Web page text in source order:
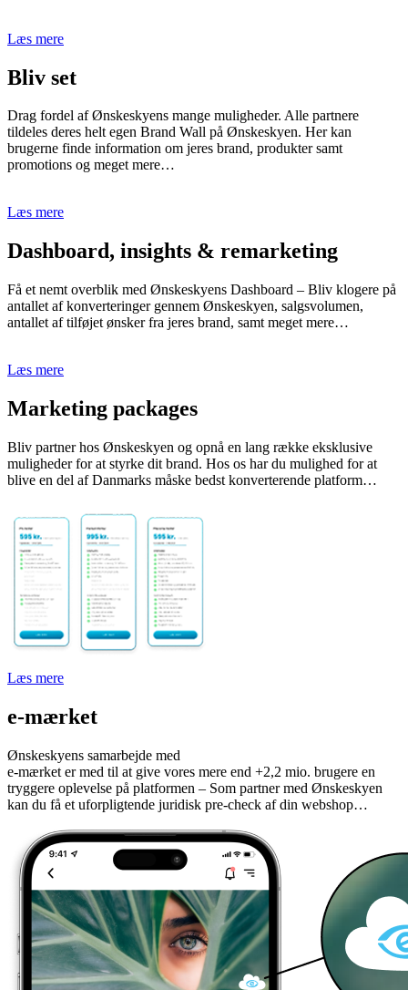
Læs mere
Bliv set
Drag fordel af Ønskeskyens mange muligheder. Alle partnere
tildeles deres helt egen Brand Wall på Ønskeskyen. Her kan
brugerne finde information om jeres brand, produkter samt
promotions og meget mere…
Læs mere
Dashboard, insights & remarketing
Få et nemt overblik med Ønskeskyens Dashboard – Bliv klogere på
antallet af konverteringer gennem Ønskeskyen, salgsvolumen,
antallet af tilføjet ønsker fra jeres brand, samt meget mere…
Læs mere
Marketing packages
Bliv partner hos Ønskeskyen og opnå en lang række eksklusive
muligheder for at styrke dit brand. Hos os har du mulighed for at
blive en del af Danmarks måske bedst konverterende platform…
Læs mere
e-mærket
Ønskeskyens samarbejde med
e-mærket er med til at give vores mere end +2,2 mio. brugere en
tryggere oplevelse på platformen – Som partner med Ønskeskyen
kan du få et uforpligtende juridisk pre-check af din webshop…